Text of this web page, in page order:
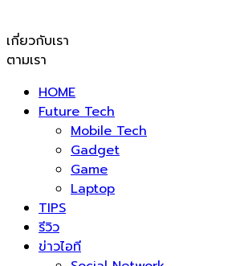
เกี่ยวกับเรา
ตามเรา
HOME
Future Tech
Mobile Tech
Gadget
Game
Laptop
TIPS
รีวิว
ข่าวไอที